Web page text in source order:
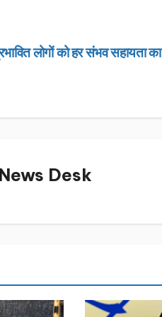
e
लोगों को हर संभव सहायता का
News Desk